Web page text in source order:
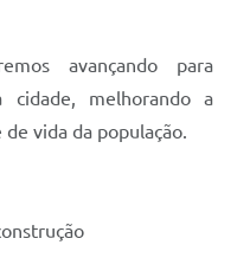
avançando para
melhorando a
vida da população.